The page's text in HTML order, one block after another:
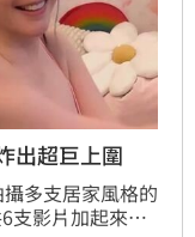
出超巨上圍
多支居家風格的
支影片加起來點